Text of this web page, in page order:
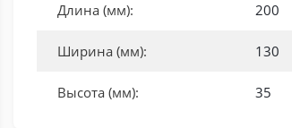
Длина (мм): 200
Ширина (мм): 130
Высота (мм): 35